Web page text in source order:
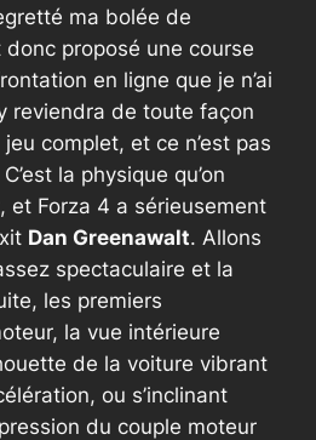
ma bolée de
proposé une course
en ligne que je n’ai
reviendra de toute façon
complet, et ce n’est pas
la physique qu’on
et Forza 4 a sérieusement
Dan Greenawalt. Allons
spectaculaire et la
les premiers
la vue intérieure
de la voiture vibrant
ou s’inclinant
du couple moteur